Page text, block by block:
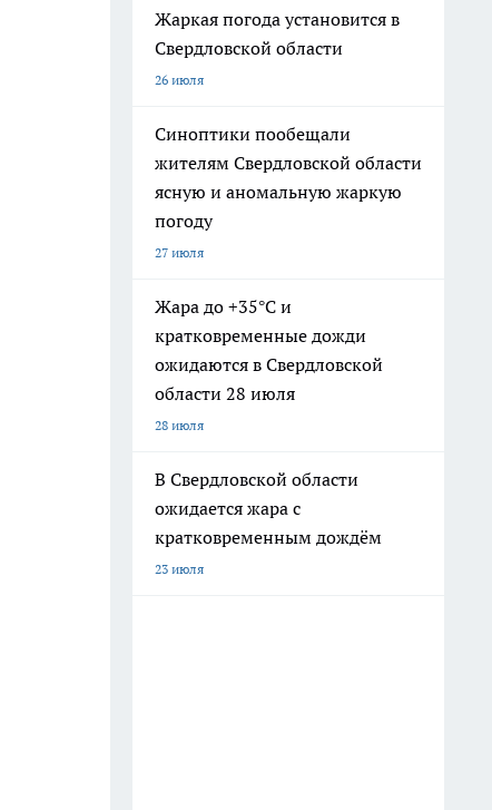
Жаркая погода установится в
Свердловской области
26 июля
Синоптики пообещали
жителям Свердловской области
ясную и аномальную жаркую
погоду
27 июля
Жара до +35°С и
кратковременные дожди
ожидаются в Свердловской
области 28 июля
28 июля
В Свердловской области
ожидается жара с
кратковременным дождём
23 июля